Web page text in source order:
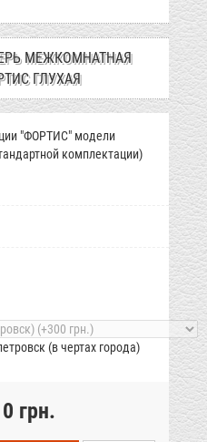
МЕЖКОМНАТНАЯ
ГЛУХАЯ
"ФОРТИС" модели
комплектации)
(в чертах города)
0 грн.